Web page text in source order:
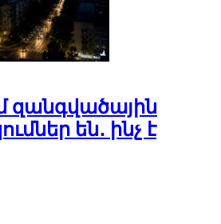
զանգվածային
են․ ինչ է